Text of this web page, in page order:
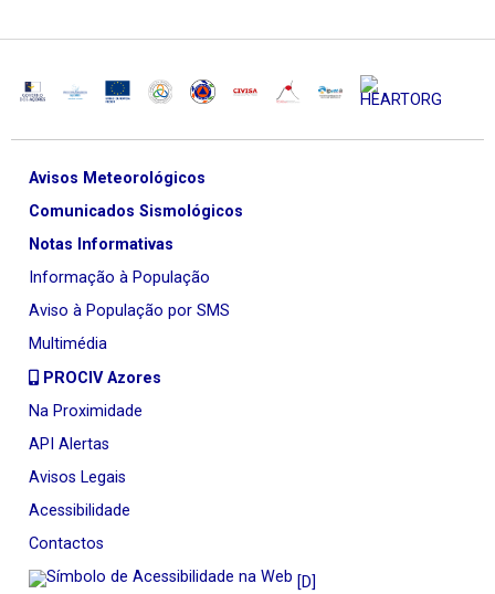
Avisos Meteorológicos
Comunicados Sismológicos
Notas Informativas
Informação à População
Aviso à População por SMS
Multimédia
PROCIV Azores
Na Proximidade
API Alertas
Avisos Legais
Acessibilidade
Contactos
[D]